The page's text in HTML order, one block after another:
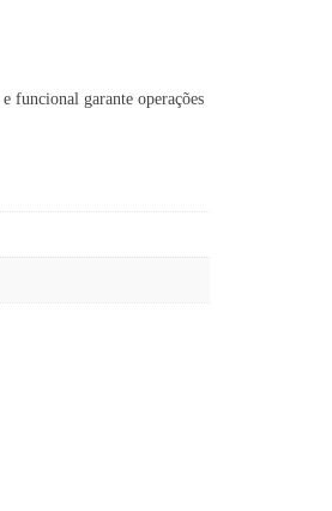
funcional garante operações